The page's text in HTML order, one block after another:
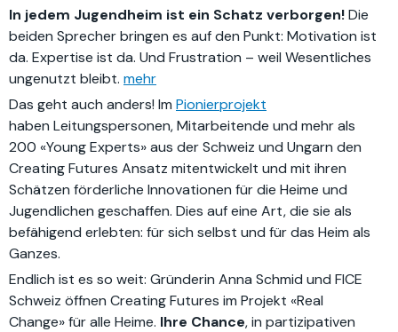
In jedem Jugendheim ist ein Schatz verborgen!Die
beiden Sprecher bringen es auf den Punkt: Motivation ist
da. Expertise ist da. Und Frustration – weil Wesentliches
ungenutzt bleibt. mehr
Das geht auch anders! Im Pionierprojekt
haben Leitungspersonen, Mitarbeitende und mehr als
200 «Young Experts» aus der Schweiz und Ungarn den
Creating Futures Ansatz mitentwickelt und mit ihren
Schätzen förderliche Innovationen für die Heime und
Jugendlichen geschaffen. Dies auf eine Art, die sie als
befähigend erlebten: für sich selbst und für das Heim als
Ganzes.
Endlich ist es so weit: Gründerin Anna Schmid und FICE
Schweiz öffnen Creating Futures im Projekt «Real
Change» für alle Heime. Ihre Chance, in partizipativen